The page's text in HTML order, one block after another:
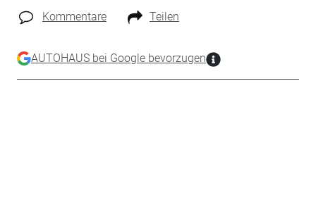
Kommentare Teilen
AUTOHAUS bei Google bevorzugen